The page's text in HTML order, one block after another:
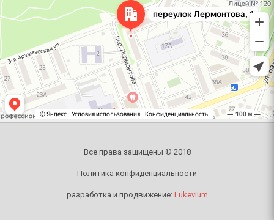
Все права защищены © 2018
Политика конфиденциальности
разработка и продвижение: Lukevium